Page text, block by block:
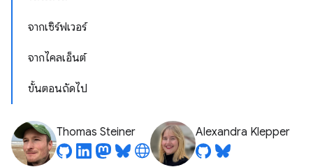
จากเซิร์ฟเวอร์
จากไคลเอ็นต์
ขั้นตอนถัดไป
Thomas Steiner Alexandra Klepper